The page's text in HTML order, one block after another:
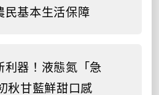
民基本生活保障
利器！液態氮「急
秋甘藍鮮甜口感